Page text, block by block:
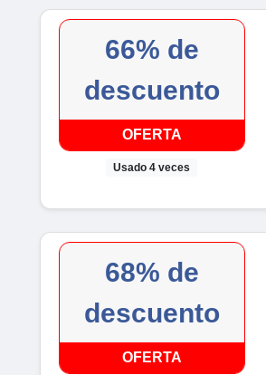
66% de
descuento
OFERTA
Usado 4 veces
68% de
descuento
OFERTA